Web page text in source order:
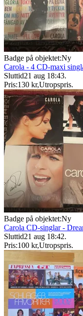
Badge på objektet:Ny
Carola - 4 CD-maxi
Sluttid21 aug 18:43.
Pris:130 kr,Utropspris.
Badge på objektet:Ny
Carola CD-singlar -
Sluttid21 aug 18:42.
Pris:100 kr,Utropspris.